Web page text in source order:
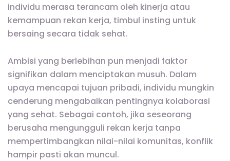
individu merasa terancam oleh kinerja atau
kemampuan rekan kerja, timbul insting untuk
bersaing secara tidak sehat.
Ambisi yang berlebihan pun menjadi faktor
signifikan dalam menciptakan musuh. Dalam
upaya mencapai tujuan pribadi, individu mungkin
cenderung mengabaikan pentingnya kolaborasi
yang sehat. Sebagai contoh, jika seseorang
berusaha mengungguli rekan kerja tanpa
mempertimbangkan nilai-nilai komunitas, konflik
hampir pasti akan muncul.